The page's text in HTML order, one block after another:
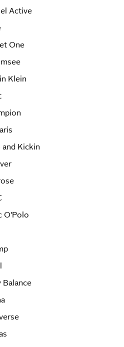
Active
One
Klein
and Kickin
O'Polo
Balance